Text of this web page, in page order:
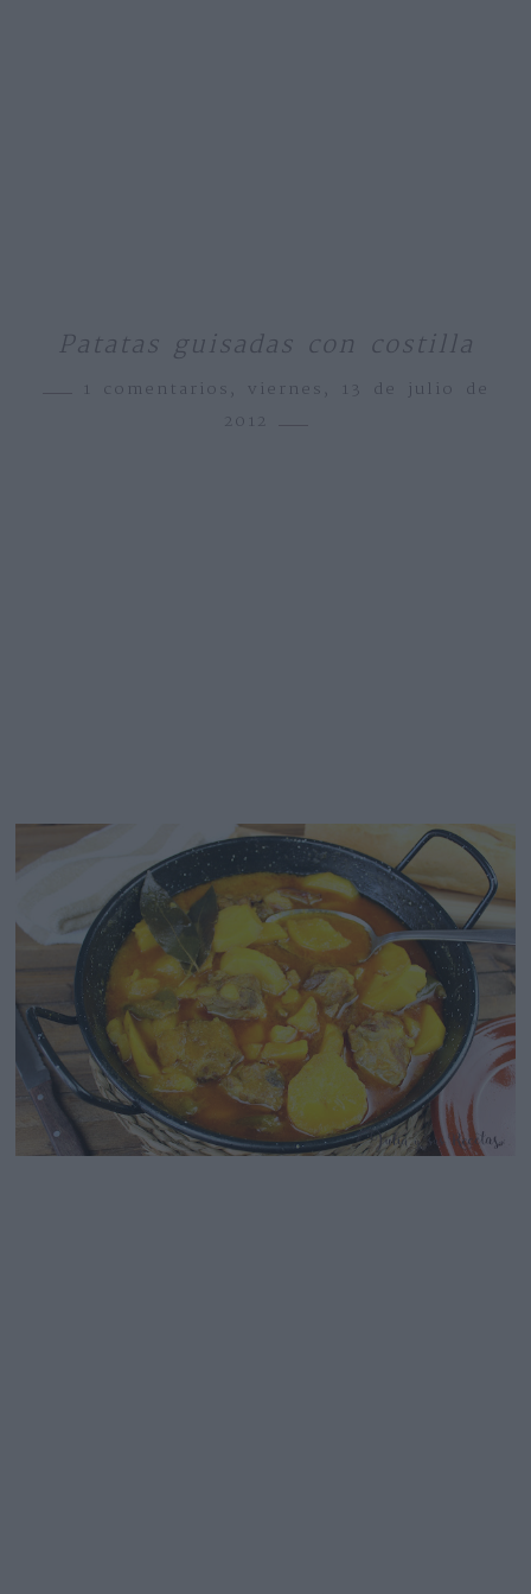
Patatas guisadas con costilla
1 comentarios, viernes, 13 de julio de
2012